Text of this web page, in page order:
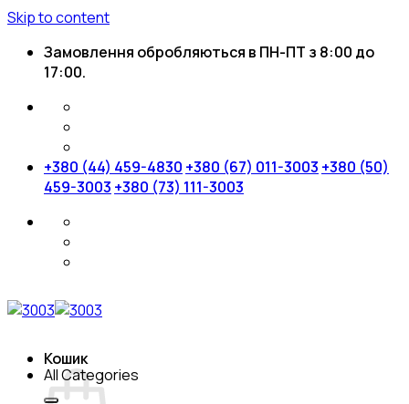
Skip to content
Замовлення обробляються в ПН-ПТ з 8:00 до
17:00.
+380 (44) 459-4830 +380 (67) 011-3003 +380 (50)
459-3003 +380 (73) 111-3003
Кошик
All Categories